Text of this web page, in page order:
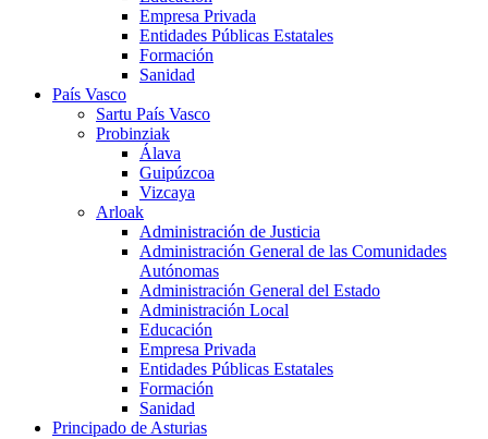
Empresa Privada
Entidades Públicas Estatales
Formación
Sanidad
País Vasco
Sartu País Vasco
Probinziak
Álava
Guipúzcoa
Vizcaya
Arloak
Administración de Justicia
Administración General de las Comunidades
Autónomas
Administración General del Estado
Administración Local
Educación
Empresa Privada
Entidades Públicas Estatales
Formación
Sanidad
Principado de Asturias